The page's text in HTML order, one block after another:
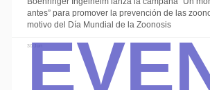
antes” para promover la prevención de las
motivo del Día Mundial de la Zoonosis
30 Jun